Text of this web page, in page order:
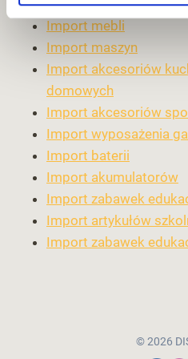
1688
Import mebli
Import maszyn
Import akcesoriów
domowych
Import akcesoriów
Import wyposażenia
Import baterii
Import akumulatorów
Import zabawek
Import artykułów
Import zabawek
© 2026